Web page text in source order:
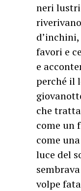
neri lustri
favori e
e
perché il
che
come un
come
luce del
volpe